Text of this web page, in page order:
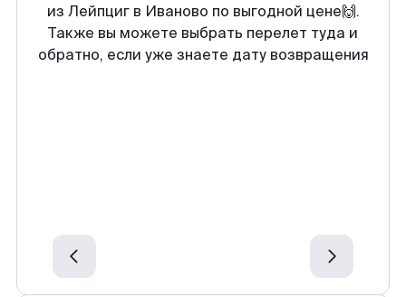
из Лейпциг в Иваново по выгодной цене🙌.
Также вы можете выбрать перелет туда и
обратно, если уже знаете дату возвращения